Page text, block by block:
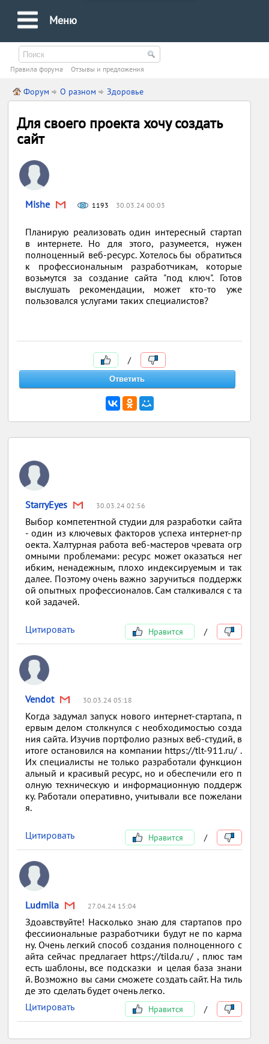
Меню
Правила форума Oтзывы и предложения
Форум О разном Здоровье
Для своего проекта хочу создать
сайт
Mishe 1193 30.03.24 00:03
Планирую реализовать один интересный стартап
в интернете. Но для этого, разумеется, нужен
полноценный веб-ресурс. Хотелось бы обратиться
к профессиональным разработчикам, которые
возьмутся за создание сайта "под ключ". Готов
выслушать рекомендации, может кто-то уже
пользовался услугами таких специалистов?
/
StarryEyes 30.03.24 02:56
Выбор компетентной студии для разработки сайта
- один из ключевых факторов успеха интернет-пр
оекта. Халтурная работа веб-мастеров чревата огр
омными проблемами: ресурс может оказаться нег
ибким, ненадежным, плохо индексируемым и так
далее. Поэтому очень важно заручиться поддержк
ой опытных профессионалов. Сам сталкивался с та
кой задачей.
Цитировать Нравится /
Vendot 30.03.24 05:18
Когда задумал запуск нового интернет-стартапа, п
ервым делом столкнулся с необходимостью созда
ния сайта. Изучив портфолио разных веб-студий, в
итоге остановился на компании https://tlt-911.ru/ .
Их специалисты не только разработали функцион
альный и красивый ресурс, но и обеспечили его п
олную техническую и информационную поддерж
ку. Работали оперативно, учитывали все пожелани
я.
Цитировать Нравится /
Ludmila 27.04.24 15:04
Здоавствуйте! Насколько знаю для стартапов про
фессииональные разработчики будут не по карма
ну. Очень легкий способ создания полноценного с
айта сейчас предлагает https://tilda.ru/ , плюс там
есть шаблоны, все подсказки и целая база знани
й. Возможно вы сами сможете создать сайт. На тиль
де это сделать будет очень легко.
Цитировать
Нравится /